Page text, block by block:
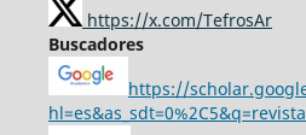
https://x.com/TefrosAr
Buscadores
https://